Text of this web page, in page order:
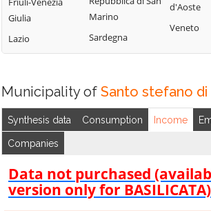
Calopezzati
Cariati
Carolei
Carpanzano
Casali del Manco
Cassano all'Ionio
Castiglione
Luzzi
Mandatoriccio
Mangone
Marano
Principato
Marzi
San Lorenzo
Vallo
San Marco
Argentano
San Nicola
San Pietro in
Giulia
Lazio
Marino
Sardegna
d'Aoste
Veneto
Municipality of Santo stefano
Synthesis data Consumption Income
Companies
Data not purchased
version only for BASILICATA)